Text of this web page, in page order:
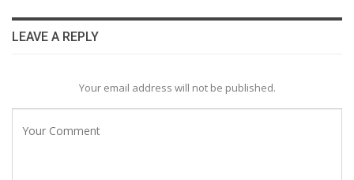
LEAVE A REPLY
Your email address will not be published.